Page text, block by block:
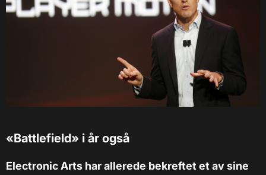
«Battlefield» i år også
Electronic Arts har allerede bekreftet et av sine